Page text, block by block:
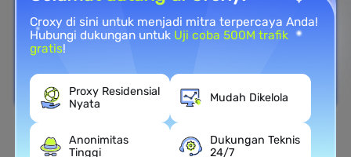
Cakupan Nasional
Croxy di sini untuk menjadi mitra terpercaya Anda!
Hubungi dukungan untuk Uji coba 500M trafik
gratis!
Proxy Residensial
Nyata
Mudah Dikelola
Anonimitas
Tinggi
Dukungan Teknis
24/7